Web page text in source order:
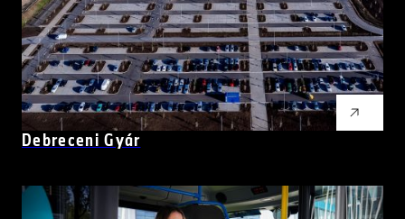
Debreceni Gyár